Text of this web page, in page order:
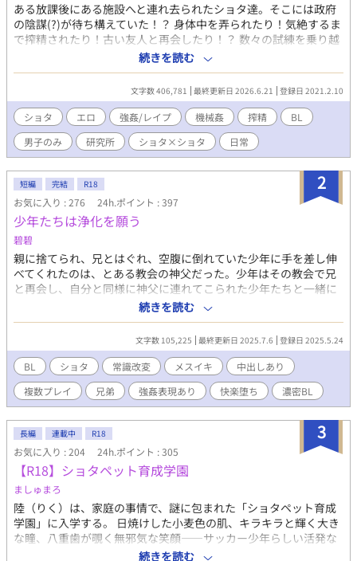
ある放課後にある施設へと連れ去られたショタ達。そこには政府
の陰謀(?)が待ち構えていた！？ 身体中を弄られたり！気絶するま
で搾精されたり！古い友人と再会したり！？ 数々の試練を乗り越
え、ショタたちはこの施設から無事脱出できるのか！？ ショタコ
ン腐男子変態おじさんがお送りする 涙あり、笑いあり、エロ大量
のコメディ(?)BL小説をお楽しみください！ リクエストをいただけ
ると、今後のネタにさせていただきます。 お気軽にリクエストく
ださい！ ※原稿データ消失により、しばらく休載します。
(2022.12.12~) ↪︎立ち直ったので連載開始します(~2023.1.6)
6.5,2023 ついに！本編完結いたしました！ これまでの応援ありが
とうございました！ 12.2,2023 本編新章連載再開しました！ シー
ズン２もお楽しみくださいっっ！ 基本的には不定期更新ですが、
やる気が出ると頻度が上がります。 やる気の方は多分ツイートし
てると思うので ツイッターのフォローをぜひお願いします〜！
https://twitter.com/shotakon_danshi
続きを読む
文字数 406,781 最終更新日 2026.6.21 登録日 2021.2.10
ショタ エロ 強姦/レイプ 機械姦 搾精
BL
男子のみ
研究所 ショタ×ショタ 日常
2
短編 完結 R18
お気に入り : 276 24h.ポイント : 397
少年たちは浄化を願う
碧碧
親に捨てられ、兄とはぐれ、空腹に倒れていた少年に手を差し伸
べてくれたのは、とある教会の神父だった。少年はその教会で兄
と再会し、自分と同様に神父に連れてこられた少年たちと一緒に
暮らすことになる。与えられる温かいご飯やベッド。少年にとっ
て神父は、紛れもなく神の使いだった。その教会には特別な「教
えの日」がある。初めてそれに立ち会った少年は、そこで、穢れ
や神父の役目について知ることとなる。 （注意）複数でのプレ
イ、兄弟での性的な触れ合いがあります。ただし兄弟間に恋愛感
情はなく、本番はありません。基本は和姦ですが、強姦する場面
があります（ショタ×ショタ）。メインは神父×ショタです。メ
リバ風味。閲覧にはご注意ください。 （R-18シーンの内容） 常識
改変、複数プレイ、射精管理、フェラ、攻めフェラ、飲精、小ス
カ、貞操帯、腸内洗浄、肛門拡張、肛門性交、メスイキ、中出
し、結腸責め、快楽堕ち。
続きを読む
文字数 105,225 最終更新日 2025.7.6 登録日 2025.5.24
BL ショタ 常識改変 メスイキ
中出しあり
複数プレイ
兄弟 強姦表現あり 快楽堕ち 濃密BL
3
長編 連載中 R18
お気に入り : 204 24h.ポイント : 305
【R18】ショタペット育成学園
ましゅまろ
陸（りく）は、家庭の事情で、謎に包まれた「ショタペット育成
学園」に入学する。 日焼けした小麦色の肌、キラキラと輝く大き
な瞳、八重歯が覗く無邪気な笑顔――サッカー少年らしい活発な
魅力に溢れた可愛いショタが、成功者の「忠実なペット」として
続きを読む